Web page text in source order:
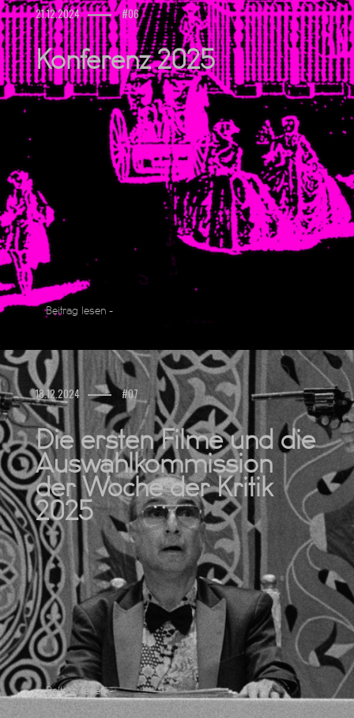
21.12.2024 #06
Konferenz 2025
Beitrag lesen -
18.12.2024 #07
Die ersten Filme und die
Auswahlkommission
der Woche der Kritik
2025
Beitrag lesen -